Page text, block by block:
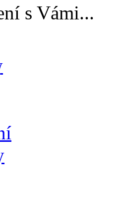
s Vámi...